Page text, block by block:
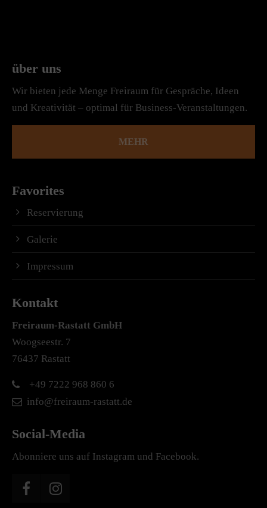
über uns
Wir bieten jede Menge Freiraum für Gespräche, Ideen
und Kreativität – optimal für Business-Veranstaltungen.
MEHR
Favorites
Reservierung
Galerie
Impressum
Kontakt
Freiraum-Rastatt GmbH
Woogseestr. 7
76437 Rastatt
+49 7222 968 860 6
info@freiraum-rastatt.de
Social-Media
Abonniere uns auf Instagram und Facebook.